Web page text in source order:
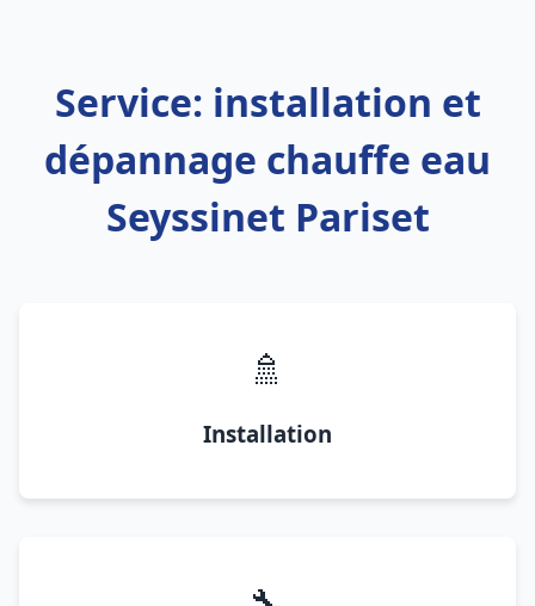
Service: installation et
dépannage chauffe eau
Seyssinet Pariset
🚿
Installation